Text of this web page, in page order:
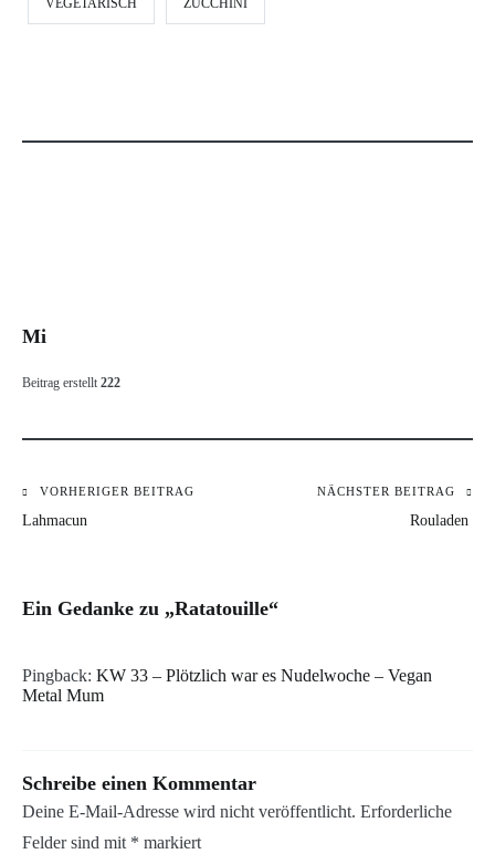
VEGETARISCH ZUCCHINI
Mi
Beitrag erstellt 222
Beitragsnavigation
VORHERIGER BEITRAG
Lahmacun
NÄCHSTER BEITRAG
Rouladen
Ein Gedanke zu „Ratatouille“
Pingback: KW 33 – Plötzlich war es Nudelwoche – Vegan
Metal Mum
Schreibe einen Kommentar
Deine E-Mail-Adresse wird nicht veröffentlicht. Erforderliche
Felder sind mit * markiert